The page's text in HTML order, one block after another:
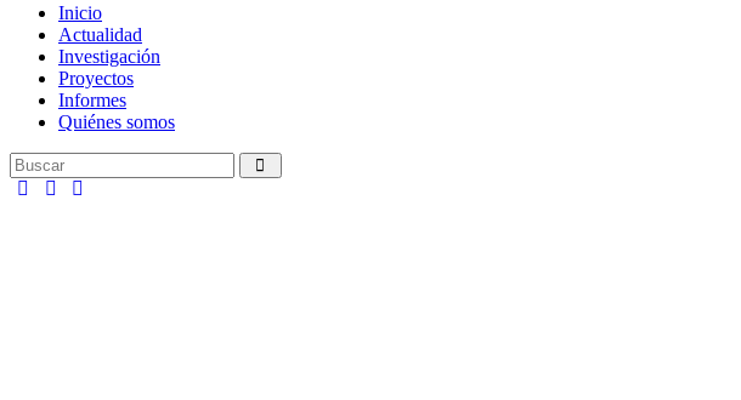
Inicio
Actualidad
Investigación
Proyectos
Informes
Quiénes somos